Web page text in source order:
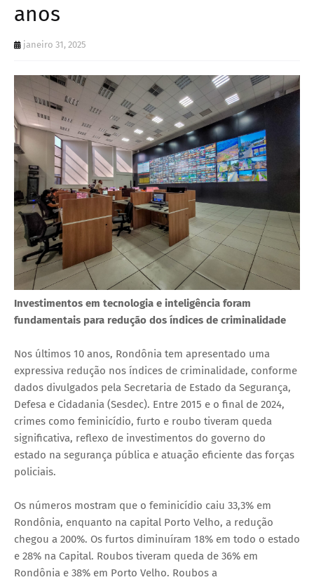
anos
janeiro 31, 2025
Investimentos em tecnologia e inteligência foram
fundamentais para redução dos índices de criminalidade
Nos últimos 10 anos, Rondônia tem apresentado uma
expressiva redução nos índices de criminalidade, conforme
dados divulgados pela Secretaria de Estado da Segurança,
Defesa e Cidadania (Sesdec). Entre 2015 e o final de 2024,
crimes como feminicídio, furto e roubo tiveram queda
significativa, reflexo de investimentos do governo do
estado na segurança pública e atuação eficiente das forças
policiais.
Os números mostram que o feminicídio caiu 33,3% em
Rondônia, enquanto na capital Porto Velho, a redução
chegou a 200%. Os furtos diminuíram 18% em todo o estado
e 28% na Capital. Roubos tiveram queda de 36% em
Rondônia e 38% em Porto Velho. Roubos a